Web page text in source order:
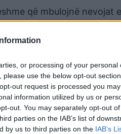
or processing of your personal
use the below opt-out
out request is processed you may
information utilized by us or
out. You may separately opt-out
parties on the IAB’s list of
by us to third parties on the IAB’s
që mbulojnë nevojat e
të nevojave themelore